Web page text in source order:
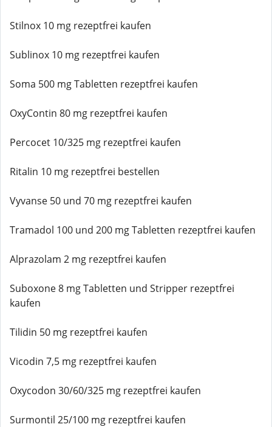
Stilnox 10 mg rezeptfrei kaufen
Sublinox 10 mg rezeptfrei kaufen
Soma 500 mg Tabletten rezeptfrei kaufen
OxyContin 80 mg rezeptfrei kaufen
Percocet 10/325 mg rezeptfrei kaufen
Ritalin 10 mg rezeptfrei bestellen
Vyvanse 50 und 70 mg rezeptfrei kaufen
Tramadol 100 und 200 mg Tabletten rezeptfrei kaufen
Alprazolam 2 mg rezeptfrei kaufen
Suboxone 8 mg Tabletten und Stripper rezeptfrei
kaufen
Tilidin 50 mg rezeptfrei kaufen
Vicodin 7,5 mg rezeptfrei kaufen
Oxycodon 30/60/325 mg rezeptfrei kaufen
Surmontil 25/100 mg rezeptfrei kaufen